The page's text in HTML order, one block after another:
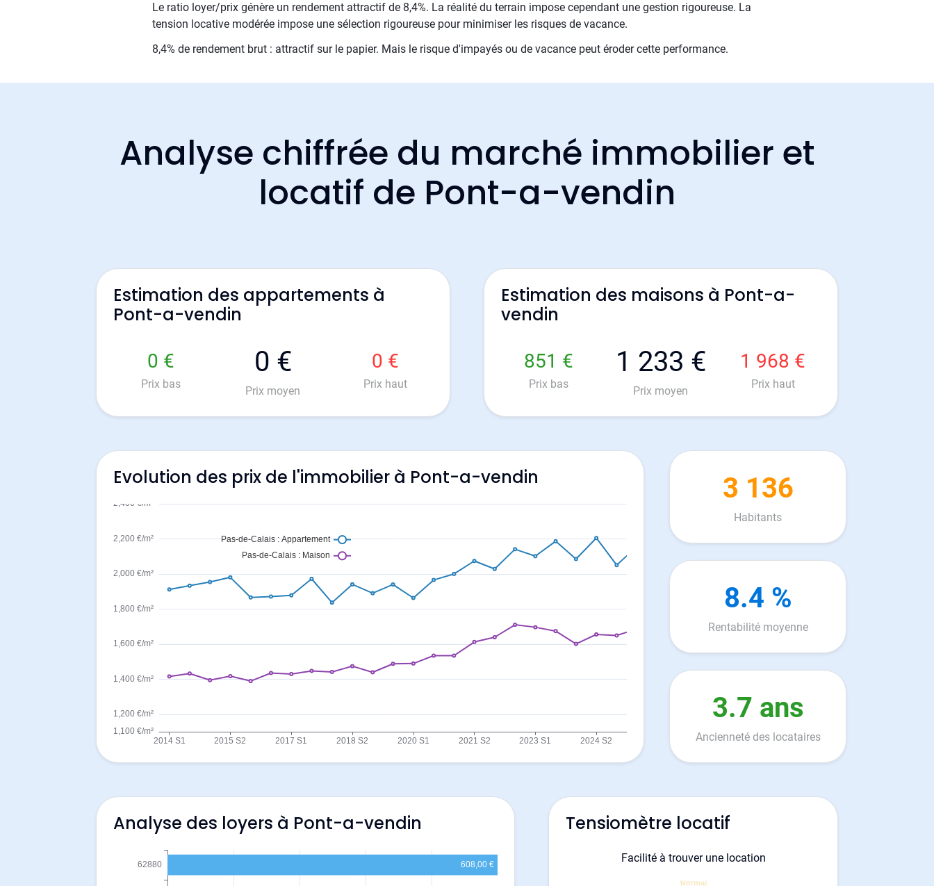
Le ratio loyer/prix génère un rendement attractif de 8,4%. La réalité du terrain impose cependant une gestion rigoureuse. La
tension locative modérée impose une sélection rigoureuse pour minimiser les risques de vacance.
8,4% de rendement brut : attractif sur le papier. Mais le risque d'impayés ou de vacance peut éroder cette performance.
Analyse chiffrée du marché immobilier et
locatif de Pont-a-vendin
Estimation des appartements à
Pont-a-vendin
0 €
Prix bas
0 €
Prix moyen
0 €
Prix haut
Estimation des maisons à Pont-a-
vendin
851 €
Prix bas
1 233 €
Prix moyen
1 968 €
Prix haut
Evolution des prix de l'immobilier à Pont-a-vendin 3 136
Habitants
8.4 %
Rentabilité moyenne
3.7 ans
Ancienneté des locataires
Analyse des loyers à Pont-a-vendin Tensiomètre locatif
Facilité à trouver une location